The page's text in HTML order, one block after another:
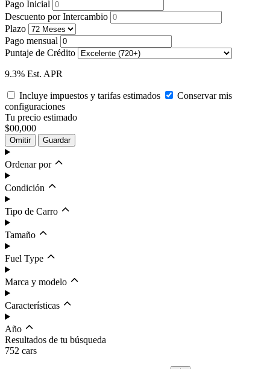
Pago Inicial
Descuento por Intercambio
Plazo
Pago mensual
Puntaje de Crédito
9.3% Est. APR
Incluye impuestos y tarifas estimados
Conservar mis
configuraciones
Tu precio estimado
$00,000
Omitir Guardar
Ordenar por
Condición
Tipo de Carro
Tamaño
Fuel Type
Marca y modelo
Características
Año
Resultados de tu búsqueda
752 cars